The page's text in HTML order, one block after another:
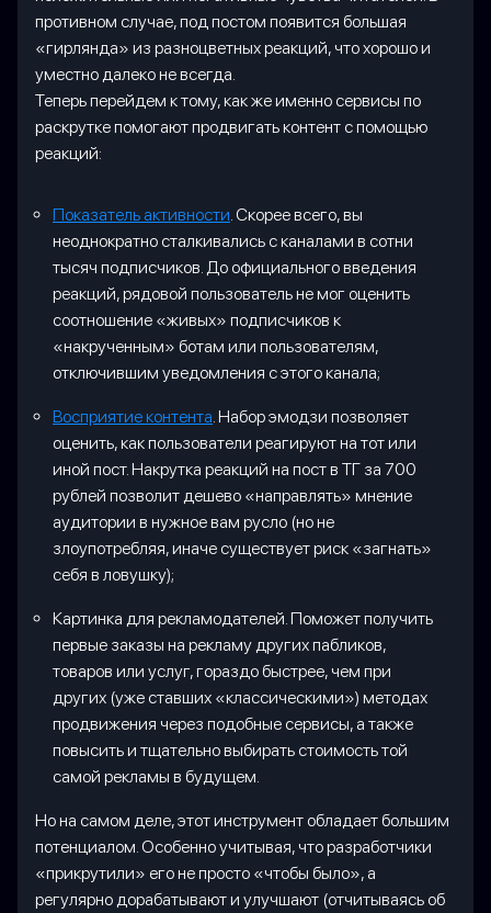
противном случае, под постом появится большая
«гирлянда» из разноцветных реакций, что хорошо и
уместно далеко не всегда.
Теперь перейдем к тому, как же именно сервисы по
раскрутке помогают продвигать контент с помощью
реакций:
Показатель активности . Скорее всего, вы
неоднократно сталкивались с каналами в сотни
тысяч подписчиков. До официального введения
реакций, рядовой пользователь не мог оценить
соотношение «живых» подписчиков к
«накрученным» ботам или пользователям,
отключившим уведомления с этого канала;
Восприятие контента . Набор эмодзи позволяет
оценить, как пользователи реагируют на тот или
иной пост. Накрутка реакций на пост в ТГ за 700
рублей позволит дешево «направлять» мнение
аудитории в нужное вам русло (но не
злоупотребляя, иначе существует риск «загнать»
себя в ловушку);
Картинка для рекламодателей. Поможет получить
первые заказы на рекламу других пабликов,
товаров или услуг, гораздо быстрее, чем при
других (уже ставших «классическими») методах
продвижения через подобные сервисы, а также
повысить и тщательно выбирать стоимость той
самой рекламы в будущем.
Но на самом деле, этот инструмент обладает большим
потенциалом. Особенно учитывая, что разработчики
«прикрутили» его не просто «чтобы было», а
регулярно дорабатывают и улучшают (отчитываясь об